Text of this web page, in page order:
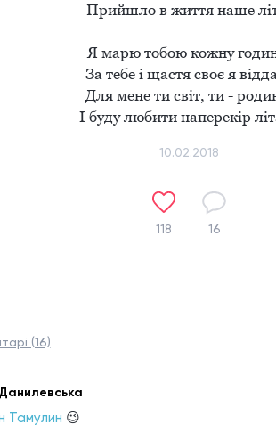
Прийшло в життя наше
Я марю тобою кожну
За тебе і щастя своє я
Для мене ти світ, ти -
І буду любити наперекір
10.02.2018
118 16
(16)
Тамулин 😉